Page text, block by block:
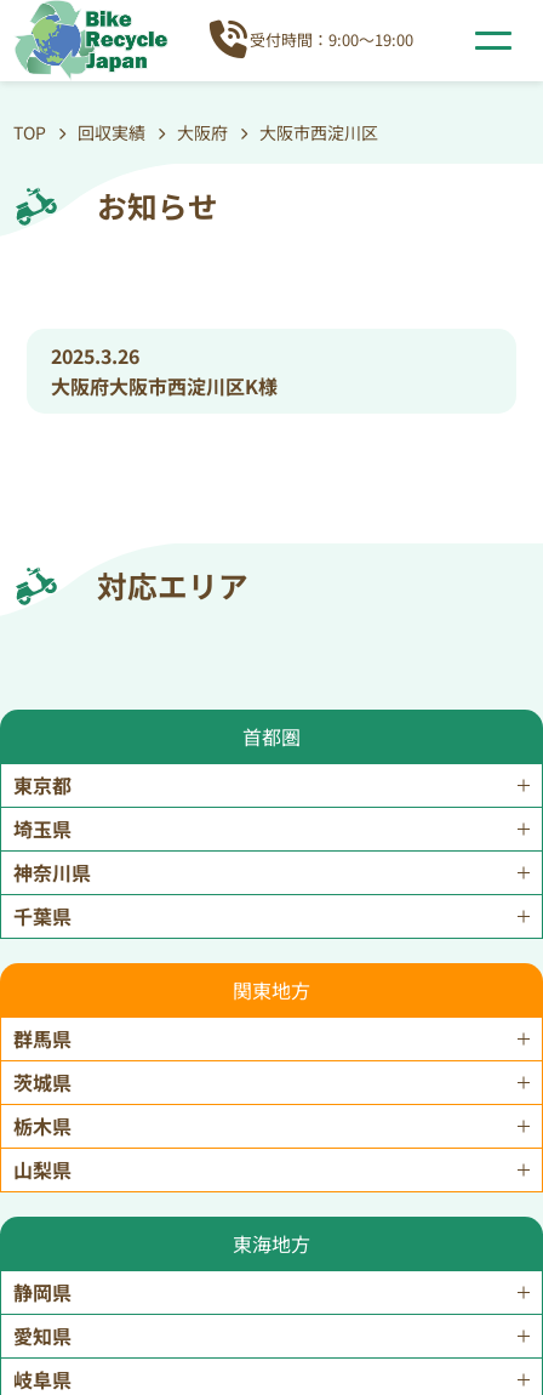
受付時間：9:00～19:00
TOP 回収実績 大阪府 大阪市西淀川区
お知らせ
2025.3.26
大阪府大阪市西淀川区K様
対応エリア
首都圏
東京都
埼玉県
神奈川県
千葉県
関東地方
群馬県
茨城県
栃木県
山梨県
東海地方
静岡県
愛知県
岐阜県